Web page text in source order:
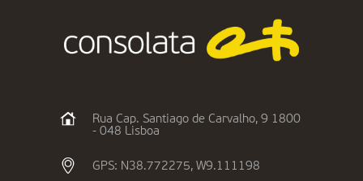
Rua Cap. Santiago de Carvalho, 9 1800
- 048 Lisboa
GPS: N38.772275, W9.111198